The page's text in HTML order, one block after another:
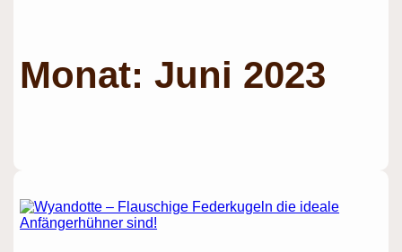
Monat:Juni 2023